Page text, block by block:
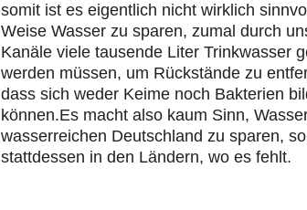
somit ist es eigentlich nicht wirklich
Weise Wasser zu sparen, zumal durch
Kanäle viele tausende Liter Trinkwasser
werden müssen, um Rückstände zu
dass sich weder Keime noch Bakterien
können.Es macht also kaum Sinn,
wasserreichen Deutschland zu sparen,
stattdessen in den Ländern, wo es fehlt.